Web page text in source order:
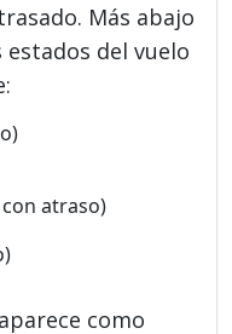
Más abajo
del vuelo
atraso)
como